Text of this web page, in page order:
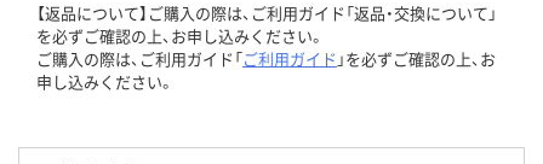
【返品について】ご購入の際は、ご利用ガイド「返品・交換について」
を必ずご確認の上、お申し込みください。
ご購入の際は、ご利用ガイド「ご利用ガイド 」を必ずご確認の上、お
申し込みください。